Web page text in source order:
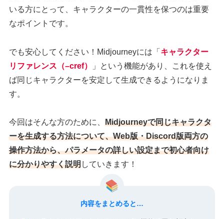
いる方にとって、キャラクターの一貫性を保つのは重要
なポイントです。
でも安心してください！Midjourneyには「 キャラクター
リファレンス（–cref）
」という機能があり、これを使え
ば同じキャラクターを安定して生成できるようになりま
す。
今回はそんな方のために、Midjourneyで同じキャラクタ
ーを生成する方法について、Web版・Discord版両方の
操作方法から、パラメータの詳しい設定まで初心者向け
に分かりやすく説明していきます！
内容をまとめると…